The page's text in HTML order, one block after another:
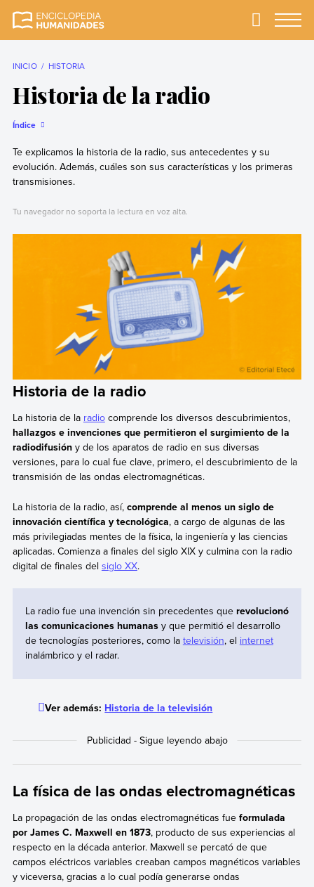
completa y más
Primary
INICIO HISTORIA
Historia de la radio
Índice
Te explicamos la historia de la radio, sus antecedentes y su
evolución. Además, cuáles son sus características y los primeras
transmisiones.
Tu navegador no soporta la lectura en voz alta.
Historia de la radio
La historia de la radiocomprende los diversos descubrimientos,
hallazgos e invenciones que permitieron el surgimiento de la
radiodifusióny de los aparatos de radio en sus diversas
versiones, para lo cual fue clave, primero, el descubrimiento de la
transmisión de las ondas electromagnéticas.
La historia de la radio, así,comprende al menos un siglo de
innovación científica y tecnológica, a cargo de algunas de las
más privilegiadas mentes de la física, la ingeniería y las ciencias
aplicadas. Comienza a finales del siglo XIX y culmina con la radio
digital de finales del siglo XX.
La radio fue una invención sin precedentes querevolucionó
las comunicaciones humanasy que permitió el desarrollo
de tecnologías posteriores, como la televisión, el internet
inalámbrico y el radar.
Ver además: Historia de la televisión
La física de las ondas electromagnéticas
La propagación de las ondas electromagnéticas fue formulada
por James C. Maxwell en 1873, producto de sus experiencias al
respecto en la década anterior. Maxwell se percató de que
campos eléctricos variables creaban campos magnéticos variables
y viceversa, gracias a lo cual podía generarse ondas